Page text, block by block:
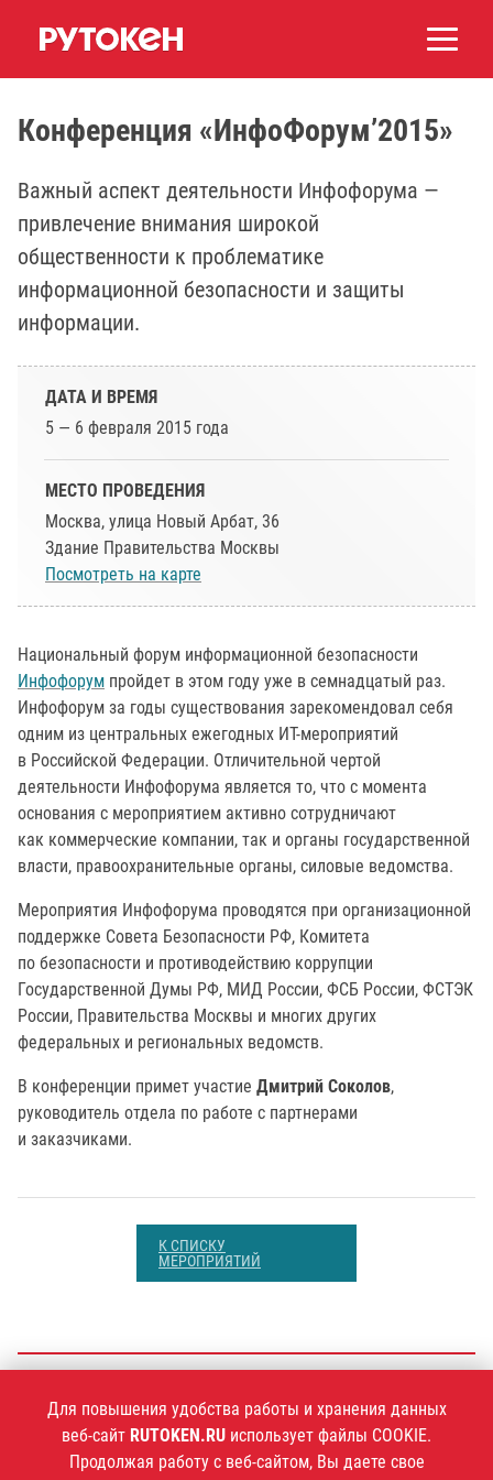
Конференция «ИнфоФорум’2015»
Важный аспект деятельности Инфофорума —
привлечение внимания широкой
общественности к проблематике
информационной безопасности и защиты
информации.
ДАТА И ВРЕМЯ
5 — 6 февраля 2015 года
МЕСТО ПРОВЕДЕНИЯ
Москва, улица Новый Арбат, 36
Здание Правительства Москвы
Посмотреть на карте
Национальный форум информационной безопасности
Инфофорум пройдет в этом году уже в семнадцатый раз.
Инфофорум за годы существования зарекомендовал себя
одним из центральных ежегодных ИТ-мероприятий
в Российской Федерации. Отличительной чертой
деятельности Инфофорума является то, что с момента
основания с мероприятием активно сотрудничают
как коммерческие компании, так и органы государственной
власти, правоохранительные органы, силовые ведомства.
Мероприятия Инфофорума проводятся при организационной
поддержке Совета Безопасности РФ, Комитета
по безопасности и противодействию коррупции
Государственной Думы РФ, МИД России, ФСБ России, ФСТЭК
России, Правительства Москвы и многих других
федеральных и региональных ведомств.
В конференции примет участие Дмитрий Соколов,
руководитель отдела по работе с партнерами
и заказчиками.
К СПИСКУ
МЕРОПРИЯТИЙ
+7 (495)925-77-90
Для повышения удобства работы и хранения данных
веб-сайт RUTOKEN.RU использует файлы COOKIE.
Продолжая работу с веб-сайтом, Вы даете свое